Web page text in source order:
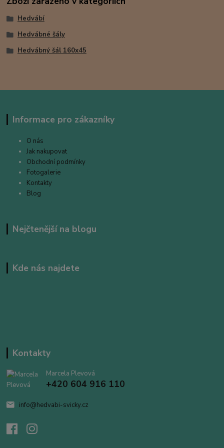
Hedvábí
Hedvábné šály
Hedvábný šál 160x45
Informace pro zákazníky
O nás
Jak nakupovat
Obchodní podmínky
Fotogalerie
Kontakty
Blog
Nejčtenější na blogu
Kde nás najdete
Kontakty
Marcela Plevová
+420 604 916 110
info@hedvabi-svicky.cz